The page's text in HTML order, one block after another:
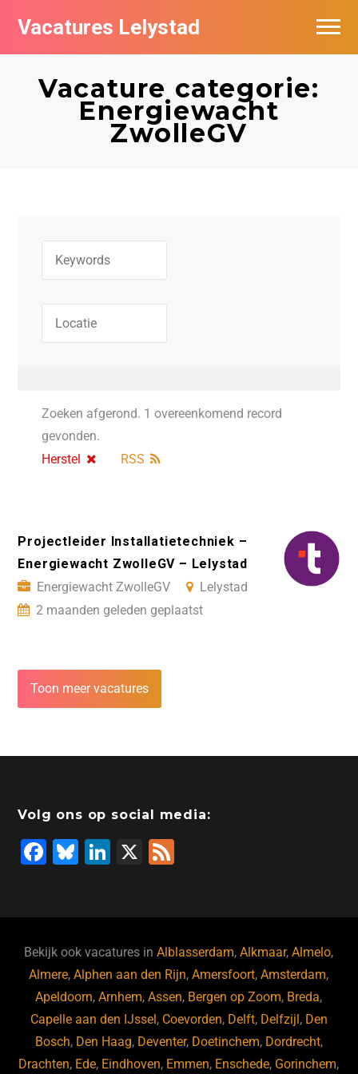
Vacatures Lelystad
Vacature categorie:
Energiewacht
ZwolleGV
Zoeken afgerond. 1 overeenkomend record
gevonden.
Herstel
RSS
Projectleider Installatietechniek –
Energiewacht ZwolleGV – Lelystad
Energiewacht ZwolleGV
Lelystad
2 maanden geleden geplaatst
Toon meer vacatures
Volg ons op social media:
F
b
o
o
k
Bl
ky
Li
dI
n
X
Bekijk ook vacatures inAlblasserdam,Alkmaar,Almelo,
Almere,Alphen aan den Rijn,Amersfoort,Amsterdam,
Apeldoorn,Arnhem,Assen, Bergen op Zoom, Breda,
Capelle aan den IJssel , Coevorden, Delft, Delfzijl , Den
Bosch, Den Haag, Deventer, Doetinchem, Dordrecht,
Drachten, Ede, Eindhoven, Emmen, Enschede, Gorinchem,
Vacatures per bedrijf in Lelystad
De populairste vacatures in Lelystad
Nieuwsbrief feed